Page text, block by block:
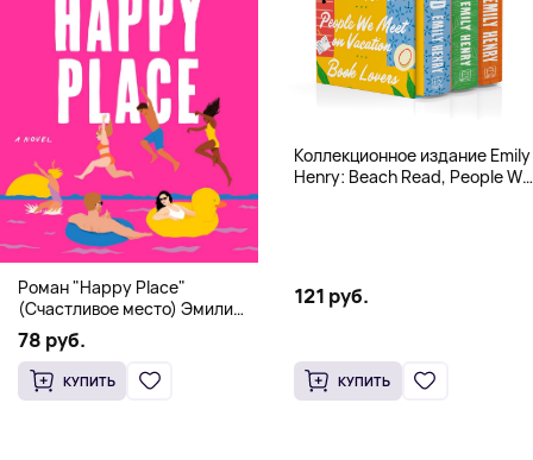
Роман "Happy Place"
(Счастливое место) Эмили
Генри | Твердый переплет
78 руб.
КУПИТЬ
Коллекционное издание Emily
Henry: Beach Read, People We
121 руб.
КУПИТЬ